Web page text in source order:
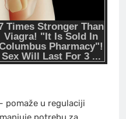
pomaže u regulaciji